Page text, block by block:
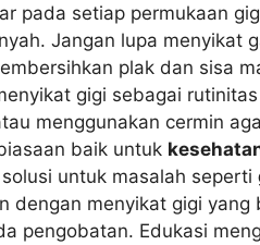
pada setiap permukaan
Jangan lupa menyikat
plak dan sisa
gigi sebagai
menggunakan cermin
baik untuk
untuk masalah seperti
dengan menyikat gigi yang
pengobatan. Edukasi